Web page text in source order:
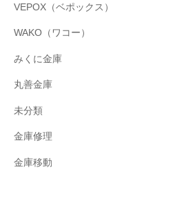
VEPOX（ベポックス）
WAKO（ワコー）
みくに金庫
丸善金庫
未分類
金庫修理
金庫移動